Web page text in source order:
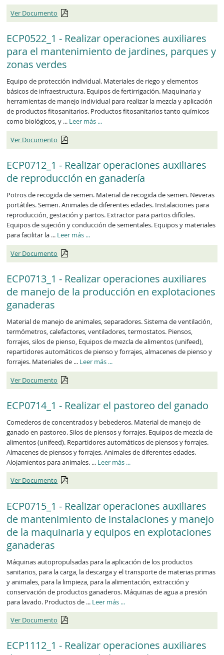
Ver Documento
ECP0522_1 - Realizar operaciones auxiliares
para el mantenimiento de jardines, parques y
zonas verdes
Equipo de protección individual. Materiales de riego y elementos
básicos de infraestructura. Equipos de fertirrigación. Maquinaria y
herramientas de manejo individual para realizar la mezcla y aplicación
de productos fitosanitarios. Productos fitosanitarios tanto químicos
como biológicos, y ... Leer más ...
Ver Documento
ECP0712_1 - Realizar operaciones auxiliares
de reproducción en ganadería
Potros de recogida de semen. Material de recogida de semen. Neveras
portátiles. Semen. Animales de diferentes edades. Instalaciones para
reproducción, gestación y partos. Extractor para partos difíciles.
Equipos de sujeción y conducción de sementales. Equipos y materiales
para facilitar la ... Leer más ...
Ver Documento
ECP0713_1 - Realizar operaciones auxiliares
de manejo de la producción en explotaciones
ganaderas
Material de manejo de animales, separadores. Sistema de ventilación,
termómetros, calefactores, ventiladores, termostatos. Piensos,
forrajes, silos de pienso, Equipos de mezcla de alimentos (unifeed),
repartidores automáticos de pienso y forrajes, almacenes de pienso y
forrajes. Materiales de ... Leer más ...
Ver Documento
ECP0714_1 - Realizar el pastoreo del ganado
Comederos de concentrados y bebederos. Material de manejo de
ganado en pastoreo. Silos de piensos y forrajes. Equipos de mezcla de
alimentos (unifeed). Repartidores automáticos de piensos y forrajes.
Almacenes de piensos y forrajes. Animales de diferentes edades.
Alojamientos para animales. ... Leer más ...
Ver Documento
ECP0715_1 - Realizar operaciones auxiliares
de mantenimiento de instalaciones y manejo
de la maquinaria y equipos en explotaciones
ganaderas
Máquinas autopropulsadas para la aplicación de los productos
sanitarios, para la carga, la descarga y el transporte de materias primas
y animales, para la limpieza, para la alimentación, extracción y
conservación de productos ganaderos. Máquinas de agua a presión
para lavado. Productos de ... Leer más ...
Ver Documento
ECP1112_1 - Realizar operaciones auxiliares